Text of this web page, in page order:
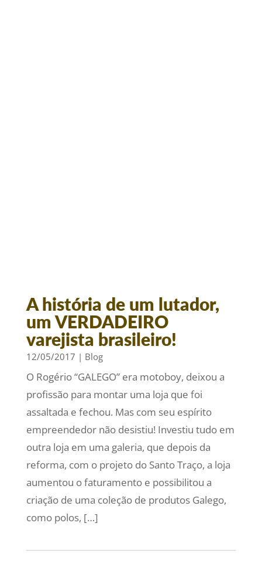
A história de um lutador,
um VERDADEIRO
varejista brasileiro!
12/05/2017 | Blog
O Rogério “GALEGO” era motoboy, deixou a
profissão para montar uma loja que foi
assaltada e fechou. Mas com seu espírito
empreendedor não desistiu! Investiu tudo em
outra loja em uma galeria, que depois da
reforma, com o projeto do Santo Traço, a loja
aumentou o faturamento e possibilitou a
criação de uma coleção de produtos Galego,
como polos, […]